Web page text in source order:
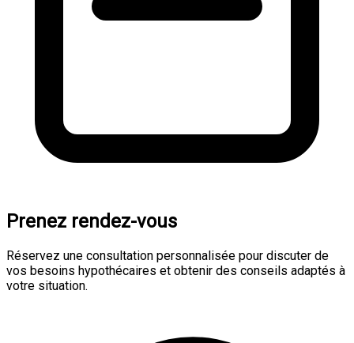
Prenez rendez-vous
Réservez une consultation personnalisée pour discuter de
vos besoins hypothécaires et obtenir des conseils adaptés à
votre situation.